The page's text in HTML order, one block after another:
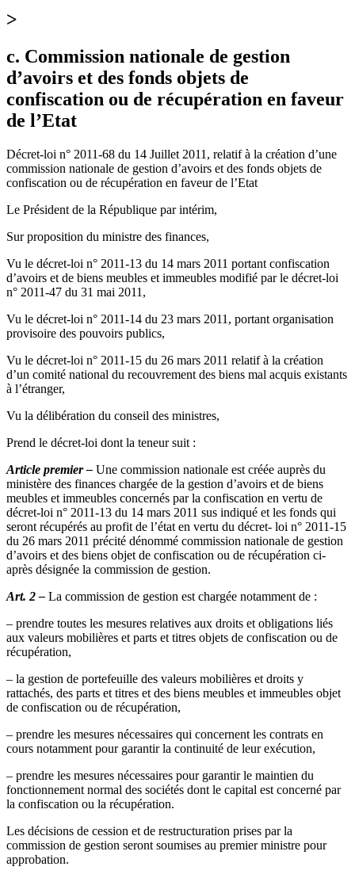
>
c. Commission nationale de gestion
d’avoirs et des fonds objets de
confiscation ou de récupération en faveur
de l’Etat
Décret-loi n° 2011-68 du 14 Juillet 2011, relatif à la création d’une
commission nationale de gestion d’avoirs et des fonds objets de
confiscation ou de récupération en faveur de l’Etat
Le Président de la République par intérim,
Sur proposition du ministre des finances,
Vu le décret-loi n° 2011-13 du 14 mars 2011 portant confiscation
d’avoirs et de biens meubles et immeubles modifié par le décret-loi
n° 2011-47 du 31 mai 2011,
Vu le décret-loi n° 2011-14 du 23 mars 2011, portant organisation
provisoire des pouvoirs publics,
Vu le décret-loi n° 2011-15 du 26 mars 2011 relatif à la création
d’un comité national du recouvrement des biens mal acquis existants
à l’étranger,
Vu la délibération du conseil des ministres,
Prend le décret-loi dont la teneur suit :
Article premier – Une commission nationale est créée auprès du
ministère des finances chargée de la gestion d’avoirs et de biens
meubles et immeubles concernés par la confiscation en vertu de
décret-loi n° 2011-13 du 14 mars 2011 sus indiqué et les fonds qui
seront récupérés au profit de l’état en vertu du décret- loi n° 2011-15
du 26 mars 2011 précité dénommé commission nationale de gestion
d’avoirs et des biens objet de confiscation ou de récupération ci-
après désignée la commission de gestion.
Art. 2 – La commission de gestion est chargée notamment de :
– prendre toutes les mesures relatives aux droits et obligations liés
aux valeurs mobilières et parts et titres objets de confiscation ou de
récupération,
– la gestion de portefeuille des valeurs mobilières et droits y
rattachés, des parts et titres et des biens meubles et immeubles objet
de confiscation ou de récupération,
– prendre les mesures nécessaires qui concernent les contrats en
cours notamment pour garantir la continuité de leur exécution,
– prendre les mesures nécessaires pour garantir le maintien du
fonctionnement normal des sociétés dont le capital est concerné par
la confiscation ou la récupération.
Les décisions de cession et de restructuration prises par la
commission de gestion seront soumises au premier ministre pour
approbation.